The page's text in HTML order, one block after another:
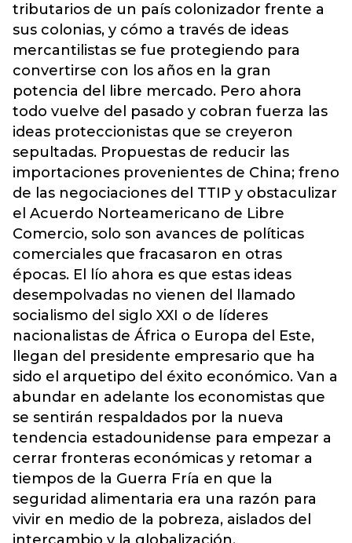
tributarios de un país colonizador frente a
sus colonias, y cómo a través de ideas
mercantilistas se fue protegiendo para
convertirse con los años en la gran
potencia del libre mercado. Pero ahora
todo vuelve del pasado y cobran fuerza las
ideas proteccionistas que se creyeron
sepultadas. Propuestas de reducir las
importaciones provenientes de China; freno
de las negociaciones del TTIP y obstaculizar
el Acuerdo Norteamericano de Libre
Comercio, solo son avances de políticas
comerciales que fracasaron en otras
épocas. El lío ahora es que estas ideas
desempolvadas no vienen del llamado
socialismo del siglo XXI o de líderes
nacionalistas de África o Europa del Este,
llegan del presidente empresario que ha
sido el arquetipo del éxito económico. Van a
abundar en adelante los economistas que
se sentirán respaldados por la nueva
tendencia estadounidense para empezar a
cerrar fronteras económicas y retomar a
tiempos de la Guerra Fría en que la
seguridad alimentaria era una razón para
vivir en medio de la pobreza, aislados del